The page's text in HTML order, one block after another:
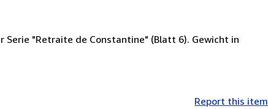
Serie "Retraite de Constantine" (Blatt 6). Gewicht in
Report this item